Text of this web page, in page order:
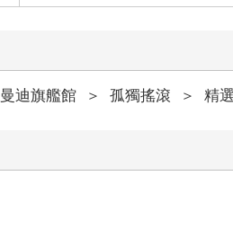
曼迪旗艦館 ＞ 孤獨搖滾 ＞ 精